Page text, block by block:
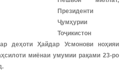
Президенти
Ҷумҳурии
Тоҷикистон
деҳоти Ҳайдар Усмонови ноҳияи
миёнаи умумии рақами 23-ро